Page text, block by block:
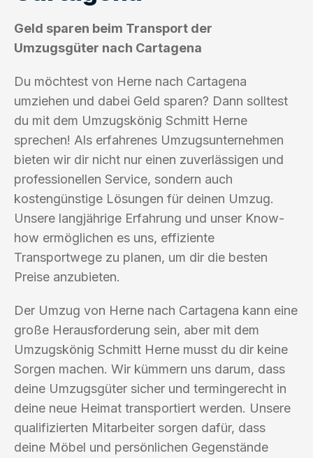
Geld sparen beim Transport der
Umzugsgüter nach Cartagena
Du möchtest von Herne nach Cartagena
umziehen und dabei Geld sparen? Dann solltest
du mit dem Umzugskönig Schmitt Herne
sprechen! Als erfahrenes Umzugsunternehmen
bieten wir dir nicht nur einen zuverlässigen und
professionellen Service, sondern auch
kostengünstige Lösungen für deinen Umzug.
Unsere langjährige Erfahrung und unser Know-
how ermöglichen es uns, effiziente
Transportwege zu planen, um dir die besten
Preise anzubieten.
Der Umzug von Herne nach Cartagena kann eine
große Herausforderung sein, aber mit dem
Umzugskönig Schmitt Herne musst du dir keine
Sorgen machen. Wir kümmern uns darum, dass
deine Umzugsgüter sicher und termingerecht in
deine neue Heimat transportiert werden. Unsere
qualifizierten Mitarbeiter sorgen dafür, dass
deine Möbel und persönlichen Gegenstände